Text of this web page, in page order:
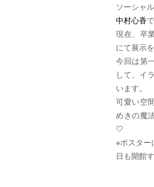
ソーシャ
中村心香
現在、卒
にて展示
今回は第
して、イ
います。
可愛い空
めきの魔
🤍
※ポスター
日も開館